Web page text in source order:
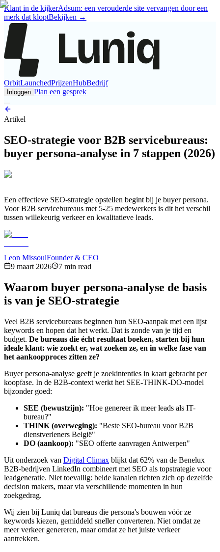
Klant in de kijkerAdsum: een verouderde site vervangen door een
merk dat kloptBekijken →
OrbitLaunchedPrijzenHubBedrijf
Inloggen Plan een gesprek
Artikel
SEO-strategie voor B2B servicebureaus:
buyer persona-analyse in 7 stappen (2026)
Een effectieve SEO-strategie opstellen begint bij je buyer persona.
Voor B2B servicebureaus met 5-25 medewerkers is dit het verschil
tussen willekeurig verkeer en kwalitatieve leads.
Leon MissoulFounder & CEO
9 maart 2026
7 min read
Waarom buyer persona-analyse de basis
is van je SEO-strategie
Veel B2B servicebureaus beginnen hun SEO-aanpak met een lijst
keywords en hopen dat het werkt. Dat is zonde van je tijd en
budget. De bureaus die écht resultaat boeken, starten bij hun
ideale klant: wie zoekt er, wat zoeken ze, en in welke fase van
het aankoopproces zitten ze?
Buyer persona-analyse geeft je zoekintenties in kaart gebracht per
koopfase. In de B2B-context werkt het SEE-THINK-DO-model
bijzonder goed:
SEE (bewustzijn): "Hoe genereer ik meer leads als IT-
bureau?"
THINK (overweging): "Beste SEO-bureau voor B2B
dienstverleners België"
DO (aankoop): "SEO offerte aanvragen Antwerpen"
Uit onderzoek van Digital Climax blijkt dat 62% van de Benelux
B2B-bedrijven LinkedIn combineert met SEO als topstrategie voor
leadgeneratie. Niet toevallig: beide kanalen richten zich op dezelfde
decision makers, maar via verschillende momenten in hun
zoekgedrag.
Wij zien bij Luniq dat bureaus die persona's bouwen vóór ze
keywords kiezen, gemiddeld sneller converteren. Niet omdat ze
meer verkeer genereren, maar omdat ze het juiste verkeer
aantrekken.